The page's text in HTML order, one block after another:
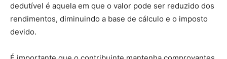
dedutível é aquela em que o valor pode ser reduzido dos
rendimentos, diminuindo a base de cálculo e o imposto
devido.